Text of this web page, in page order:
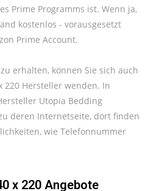
Prime Programms ist. Wenn ja,
kostenlos - vorausgesetzt
Prime Account.
erhalten, können Sie sich auch
220 Hersteller wenden. In
Utopia Bedding
deren Internetseite, dort finden
wie Telefonnummer
x 220 Angebote